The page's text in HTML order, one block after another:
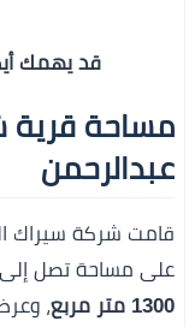
قد يهمك
مساحة
عبدالرحمن
على مساحة تصل إلى
1300 متر مربع
،